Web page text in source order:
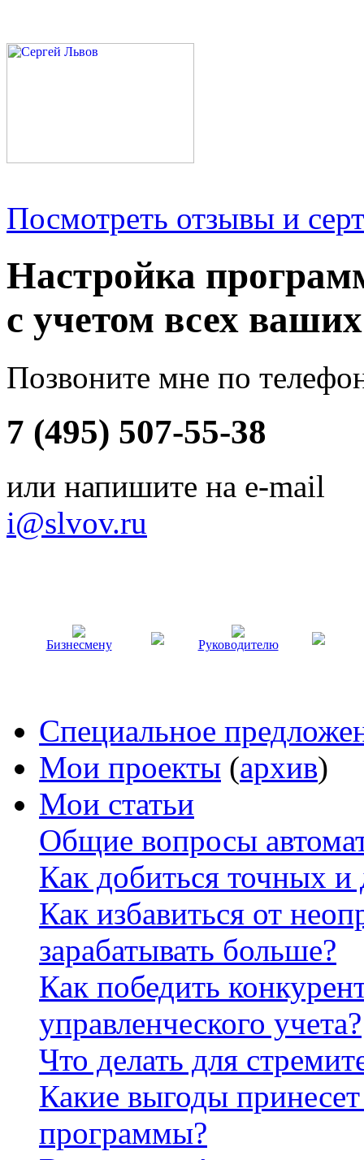
Посмотреть отзывы и
Настройка
с учетом всех
Позвоните мне по
7 (495) 507-55-38
или напишите на e-mail
i@slvov.ru
Бизнесмену Руководителю
Специальное
Мои проекты (архив)
Мои статьи
Общие вопросы
Как добиться точных
Как избавиться от
зарабатывать больше?
Как победить
управленческого учета?
Что делать для
Какие выгоды
программы?